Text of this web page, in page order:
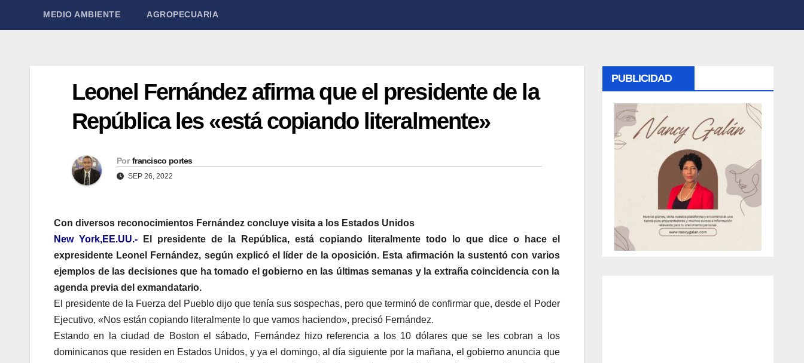
MEDIO AMBIENTE AGROPECUARIA
Leonel Fernández afirma que el presidente de la
República les «está copiando literalmente»
Por francisco portes
SEP 26, 2022
Con diversos reconocimientos Fernández concluye visita a los Estados Unidos
New York,EE.UU.-
El presidente de la República, está copiando literalmente todo lo que dice o hace el
expresidente Leonel Fernández, según explicó el líder de la oposición. Esta afirmación la sustentó con varios
ejemplos de las decisiones que ha tomado el gobierno en las últimas semanas y la extraña coincidencia con la
agenda previa del exmandatario.
El presidente de la Fuerza del Pueblo dijo que tenía sus sospechas, pero que terminó de confirmar que, desde el Poder
Ejecutivo, «Nos están copiando literalmente lo que vamos haciendo», precisó Fernández.
Estando en la ciudad de Boston el sábado, Fernández hizo referencia a los 10 dólares que se les cobran a los
dominicanos que residen en Estados Unidos, y ya el domingo, al día siguiente por la mañana, el gobierno anuncia que
PUBLICIDAD